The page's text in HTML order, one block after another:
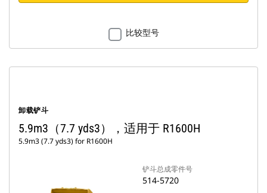
比较型号
卸载铲斗
5.9m3（7.7 yds3），适用于 R1600H
5.9m3 (7.7 yds3) for R1600H
铲斗总成零件号
514-5720